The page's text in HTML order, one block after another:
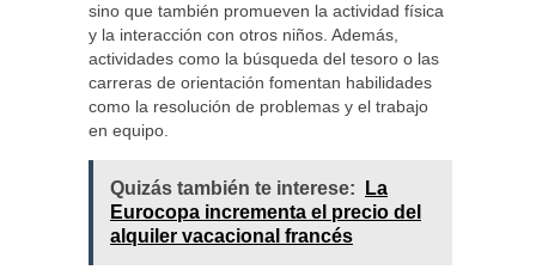
sino que también promueven la actividad física
y la interacción con otros niños. Además,
actividades como la búsqueda del tesoro o las
carreras de orientación fomentan habilidades
como la resolución de problemas y el trabajo
en equipo.
Quizás también te interese:
La
Eurocopa incrementa el precio del
alquiler vacacional francés